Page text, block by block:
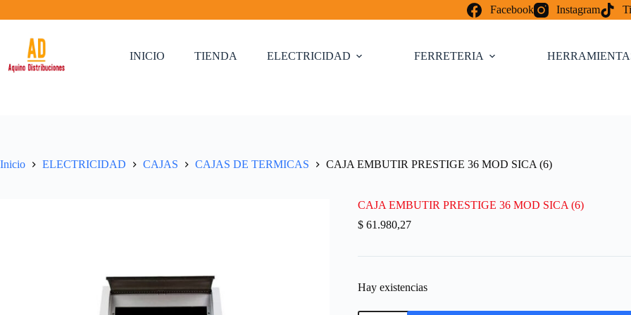
al
Facebook Instagram
INICIO TIENDA ELECTRICIDAD FERRETERIA
Inicio ELECTRICIDAD CAJAS CAJAS DE TERMICAS CAJA EMBUTIR PRESTIGE 36 MOD SICA (6)
CAJA EMBUTIR PRESTIGE 36 MOD SICA (6)
$61.980,27
Hay existencias